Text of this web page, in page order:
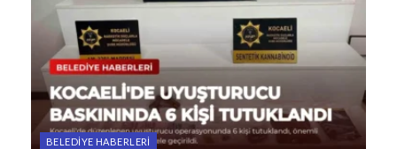
BELEDIYE HABERLERI